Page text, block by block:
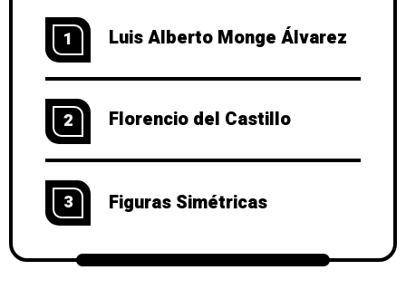
1 Luis Alberto Monge Álvarez
2 Florencio del Castillo
3 Figuras Simétricas